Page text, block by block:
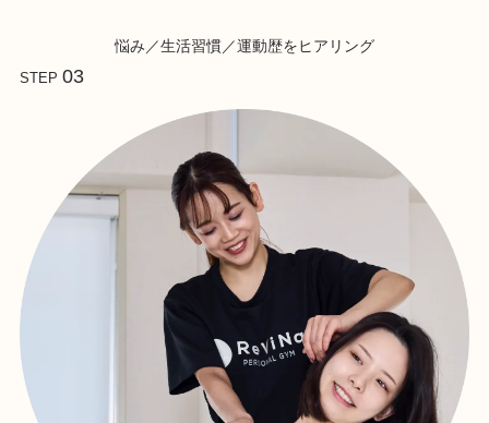
悩み／生活習慣／運動歴をヒアリング
STEP 03